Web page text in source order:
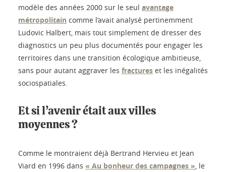
modèle des années 2000 sur le seul avantage
métropolitain comme l’avait analysé pertinemment
Ludovic Halbert, mais tout simplement de dresser des
diagnostics un peu plus documentés pour engager les
territoires dans une transition écologique ambitieuse,
sans pour autant aggraver les fractures et les inégalités
sociospatiales.
Et si l’avenir était aux villes
moyennes ?
Comme le montraient déjà Bertrand Hervieu et Jean
Viard en 1996 dans « Au bonheur des campagnes », le